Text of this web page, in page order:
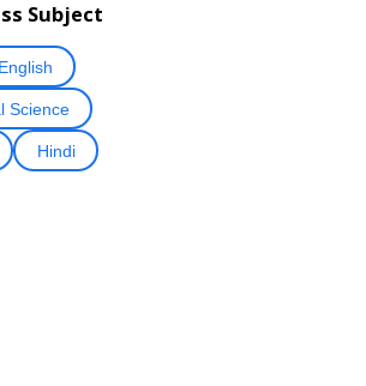
Subject
Science
Hindi